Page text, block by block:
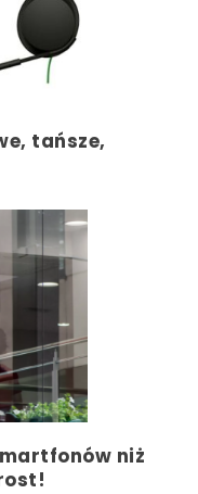
tańsze,
niż